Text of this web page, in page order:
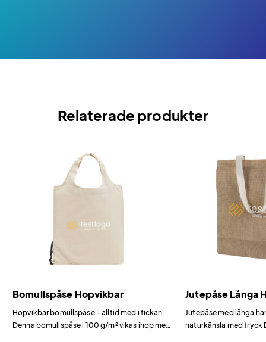
Relaterade produkter
Bomullspåse Hopvikbar
Hopvikbar bomullspåse – alltid med i fickan
Denna bomullspåse i 100 g/m² vikas ihop med
Jutepåse Långa
Jutepåse med långa
naturkänsla med tryck